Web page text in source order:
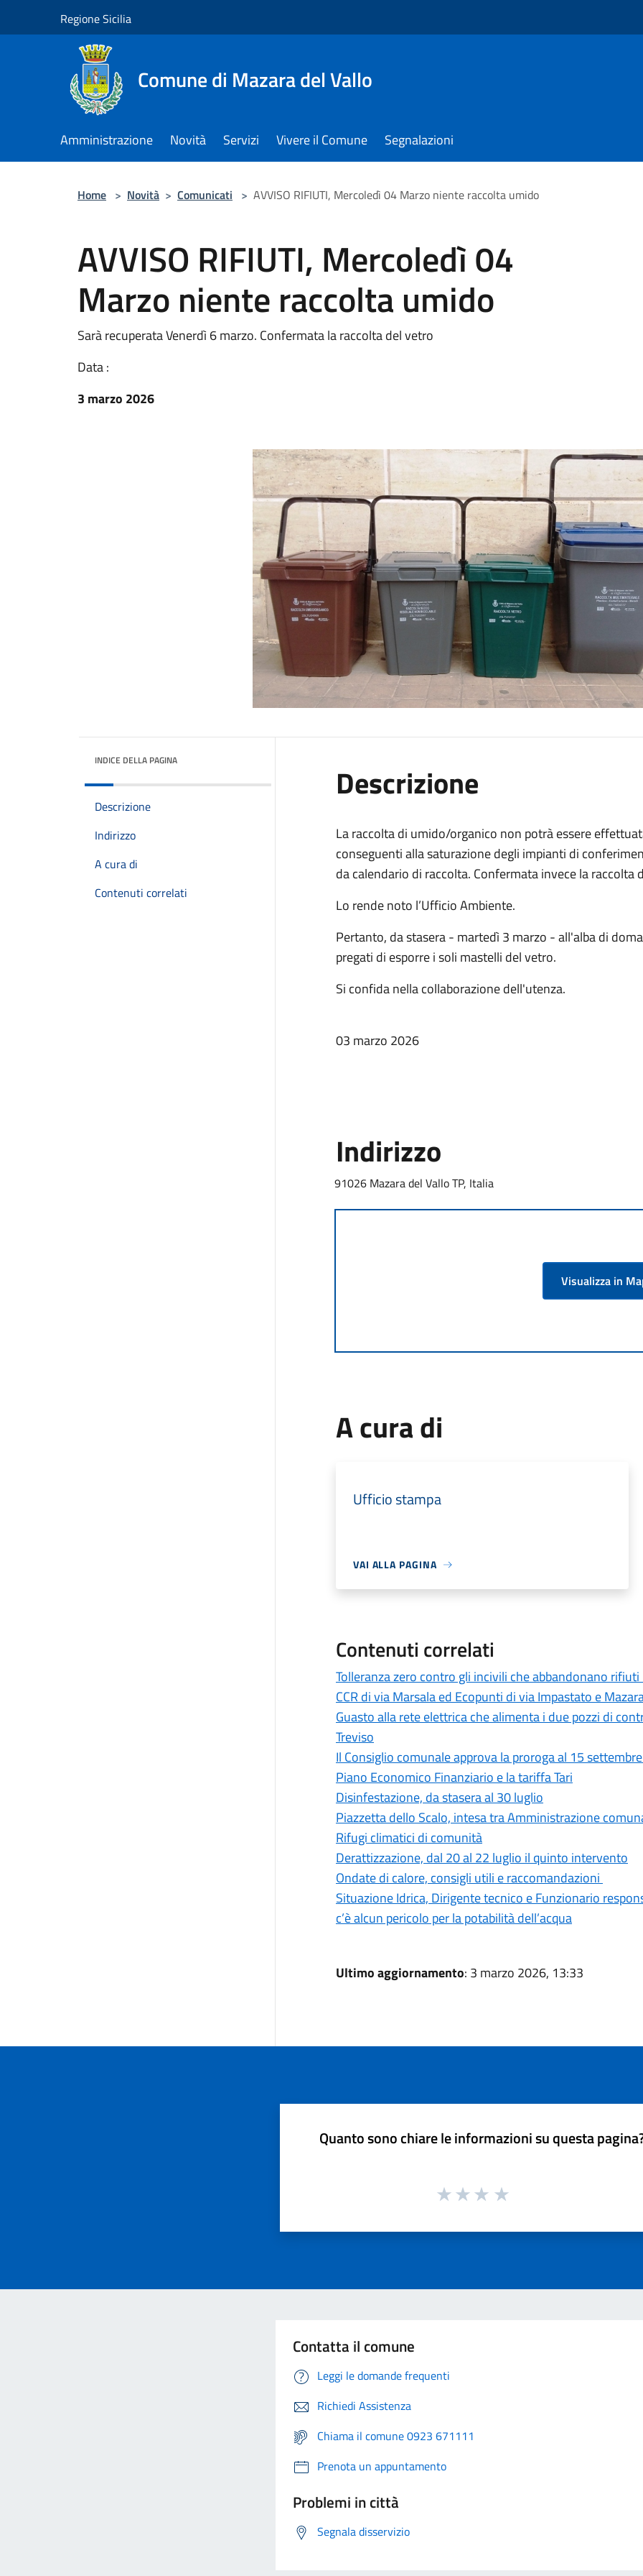
Regione Sicilia
Comune di Mazara del Vallo
Amministrazione Novità Servizi Vivere il Comune Segnalazioni
Home > Novità > Comunicati > AVVISO RIFIUTI, Mercoledì 04 Marzo niente raccolta umido
AVVISO RIFIUTI, Mercoledì 04
Marzo niente raccolta umido
Sarà recuperata Venerdì 6 marzo. Confermata la raccolta del vetro
Data :
3 marzo 2026
INDICE DELLA PAGINA
Descrizione
Indirizzo
A cura di
Contenuti correlati
Descrizione
La raccolta di umido/organico non potrà essere
conseguenti alla saturazione degli impianti di
da calendario di raccolta. Confermata invece la raccolta
Lo rende noto l’Ufficio Ambiente.
Pertanto, da stasera - martedì 3 marzo - all'alba di
pregati di esporre i soli mastelli del vetro.
Si confida nella collaborazione dell'utenza.
03 marzo 2026
Indirizzo
91026 Mazara del Vallo TP, Italia
Visualizza in
A cura di
Ufficio stampa
VAI ALLA PAGINA
Contenuti correlati
Tolleranza zero contro gli incivili che abbandonano
CCR di via Marsala ed Ecopunti di via Impastato e
Guasto alla rete elettrica che alimenta i due pozzi di
Treviso
Il Consiglio comunale approva la proroga al 15
Piano Economico Finanziario e la tariffa Tari
Disinfestazione, da stasera al 30 luglio
Piazzetta dello Scalo, intesa tra Amministrazione
Rifugi climatici di comunità
Derattizzazione, dal 20 al 22 luglio il quinto intervento
Ondate di calore, consigli utili e raccomandazioni
Situazione Idrica, Dirigente tecnico e Funzionario
c’è alcun pericolo per la potabilità dell’acqua
Ultimo aggiornamento: 3 marzo 2026, 13:33
Quanto sono chiare le informazioni su questa
Contatta il comune
Leggi le domande frequenti
Richiedi Assistenza
Chiama il comune 0923 671111
Prenota un appuntamento
Problemi in città
Segnala disservizio